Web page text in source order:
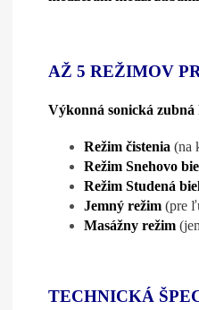
AŽ 5 REŽIMOV
Výkonná sonická
Režim čistenia (na
Režim Snehovo
Režim Studená
Jemný režim (pre
Masážny režim
TECHNICKÁ